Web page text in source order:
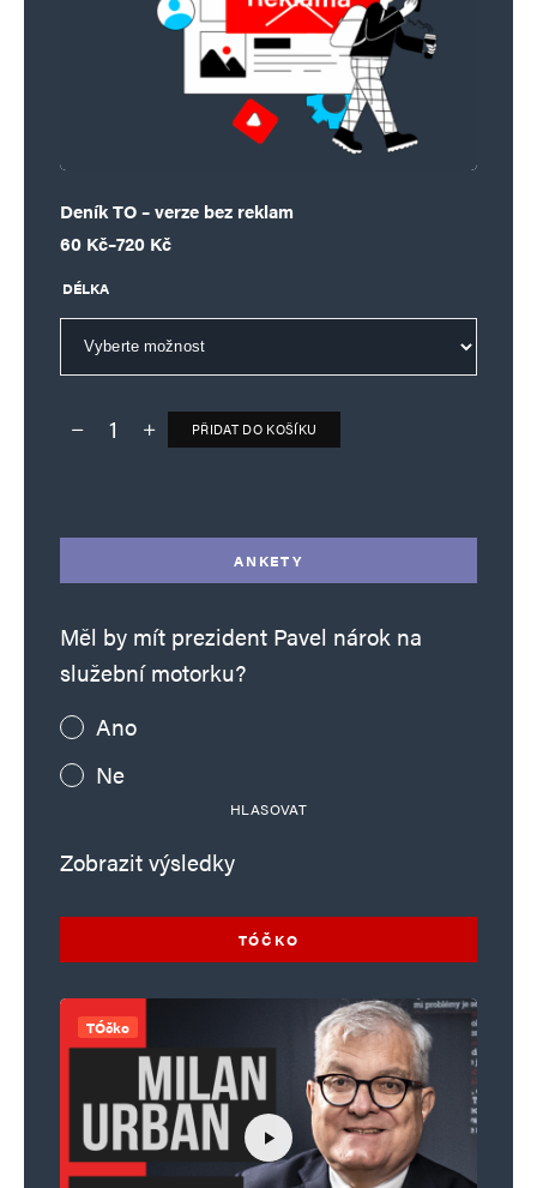
Deník TO – verze bez reklam
60 Kč–720 Kč
Rozpětí cen: 60 Kč až 720 Kč
DÉLKA
Deník TO – verze bez reklam množství
PŘIDAT DO KOŠÍKU
ANKETY
Měl by mít prezident Pavel nárok na
služební motorku?
Ano
Ne
HLASOVAT
Zobrazit výsledky
TÓČKO
TÓčko